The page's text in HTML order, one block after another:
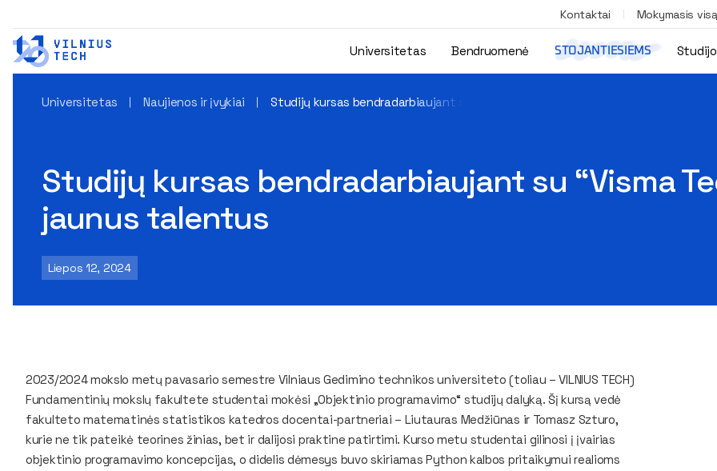
Kontaktai Mokymasis
Universitetas Bendruomenė STOJANTIESIEMS
Universitetas Naujienos ir įvykiai Studijų kursas bendradarbiaujant su “Visma Tech” – padeda atrasti jaunus
Studijų kursas bendradarbiaujant su “Visma
jaunus talentus
Liepos 12, 2024
2023/2024 mokslo metų pavasario semestre Vilniaus Gedimino technikos universiteto (toliau – VILNIUS TECH)
Fundamentinių mokslų fakultete studentai mokėsi „Objektinio programavimo“ studijų dalyką. Šį kursą vedė
fakulteto matematinės statistikos katedros docentai-partneriai – Liutauras Medžiūnas ir Tomasz Szturo,
kurie ne tik pateikė teorines žinias, bet ir dalijosi praktine patirtimi. Kurso metu studentai gilinosi į įvairias
objektinio programavimo koncepcijas, o didelis dėmesys buvo skiriamas Python kalbos pritaikymui realioms